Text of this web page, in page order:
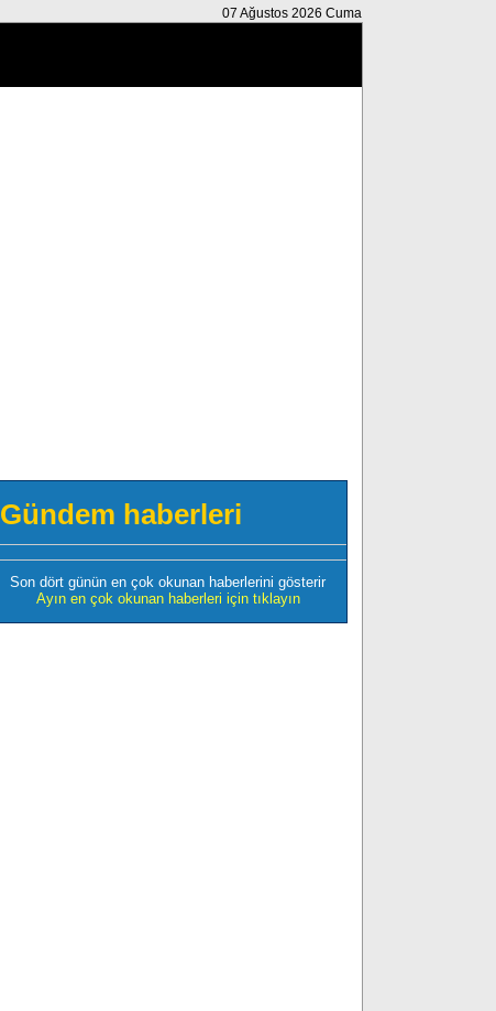
07 Ağustos 2026 Cuma
Gündem haberleri
Son dört günün en çok okunan haberlerini gösterir
Ayın en çok okunan haberleri için tıklayın